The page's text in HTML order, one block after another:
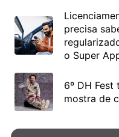
precisa
o Super
6º DH Fest
mostra de